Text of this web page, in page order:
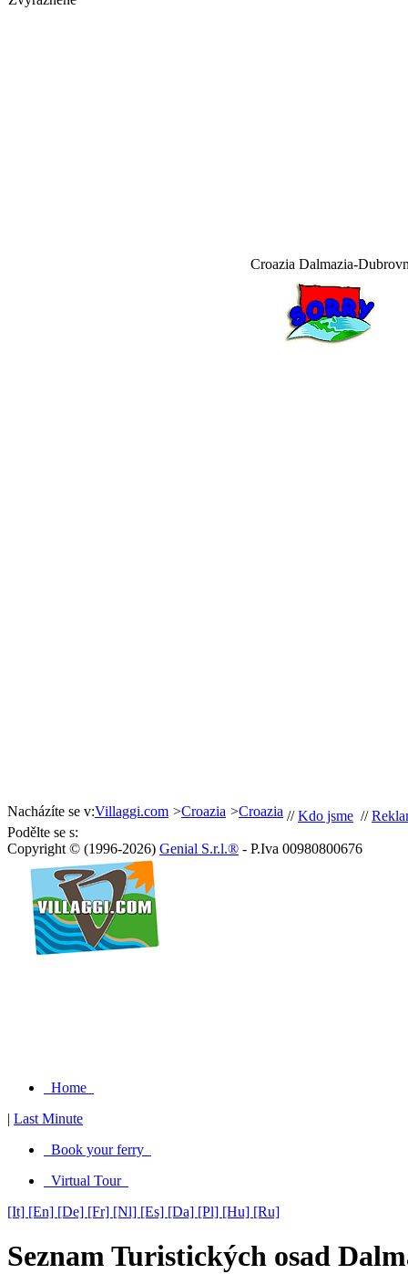
Croazia Dalmazia-
Nacházíte se v:Villaggi.com >Croazia >Croazia //Kdo jsme //
Podělte se s:
Copyright © (1996-2026) Genial S.r.l.® - P.Iva 00980800676
Home
| Last Minute
Book your ferry
Virtual Tour
[It] [En] [De] [Fr] [Nl] [Es] [Da] [Pl] [Hu] [Ru]
Seznam Turistických osad